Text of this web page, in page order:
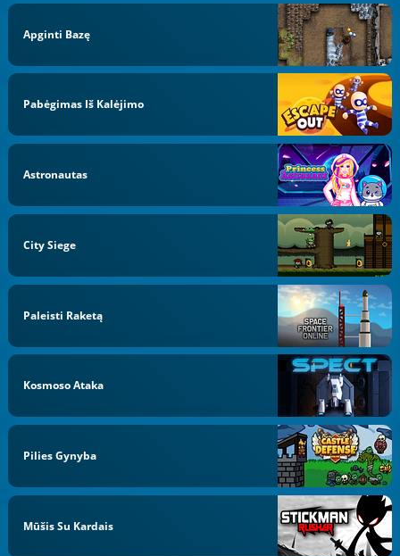
Apginti Bazę
Pabėgimas Iš Kalėjimo
Astronautas
City Siege
Paleisti Raketą
Kosmoso Ataka
Pilies Gynyba
Mūšis Su Kardais